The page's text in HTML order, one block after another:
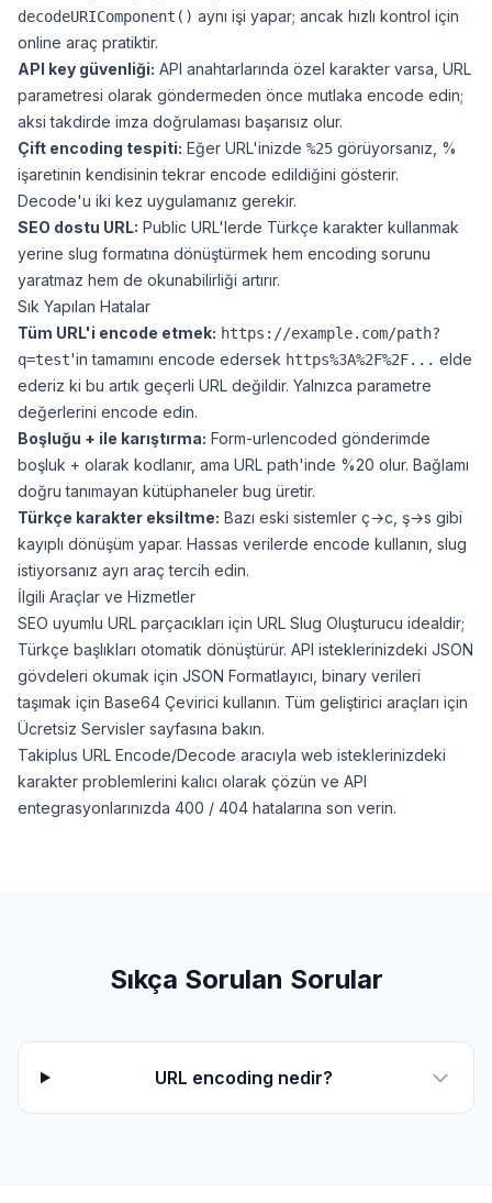
decodeURIComponent() aynı işi yapar; ancak hızlı kontrol için
online araç pratiktir.
API key güvenliği: API anahtarlarında özel karakter varsa, URL
parametresi olarak göndermeden önce mutlaka encode edin;
aksi takdirde imza doğrulaması başarısız olur.
Çift encoding tespiti: Eğer URL'inizde %25 görüyorsanız, %
işaretinin kendisinin tekrar encode edildiğini gösterir.
Decode'u iki kez uygulamanız gerekir.
SEO dostu URL: Public URL'lerde Türkçe karakter kullanmak
yerine slug formatına dönüştürmek hem encoding sorunu
yaratmaz hem de okunabilirliği artırır.
Sık Yapılan Hatalar
Tüm URL'i encode etmek: https://example.com/path?
q=test'in tamamını encode edersek https%3A%2F%2F... elde
ederiz ki bu artık geçerli URL değildir. Yalnızca parametre
değerlerini encode edin.
Boşluğu + ile karıştırma: Form-urlencoded gönderimde
boşluk + olarak kodlanır, ama URL path'inde %20 olur. Bağlamı
doğru tanımayan kütüphaneler bug üretir.
Türkçe karakter eksiltme: Bazı eski sistemler ç→c, ş→s gibi
kayıplı dönüşüm yapar. Hassas verilerde encode kullanın, slug
istiyorsanız ayrı araç tercih edin.
İlgili Araçlar ve Hizmetler
SEO uyumlu URL parçacıkları için URL Slug Oluşturucu idealdir;
Türkçe başlıkları otomatik dönüştürür. API isteklerinizdeki JSON
gövdeleri okumak için JSON Formatlayıcı , binary verileri
taşımak için Base64 Çevirici kullanın. Tüm geliştirici araçları için
Ücretsiz Servisler sayfasına bakın.
Takiplus URL Encode/Decode aracıyla web isteklerinizdeki
karakter problemlerini kalıcı olarak çözün ve API
entegrasyonlarınızda 400 / 404 hatalarına son verin.
Sıkça Sorulan Sorular
URL encoding nedir?